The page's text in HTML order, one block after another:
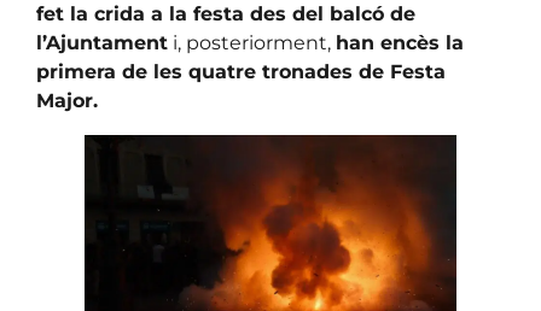
fet la crida a la festa des del balcó de
l’Ajuntament i, posteriorment, han encès la
primera de les quatre tronades de Festa
Major.